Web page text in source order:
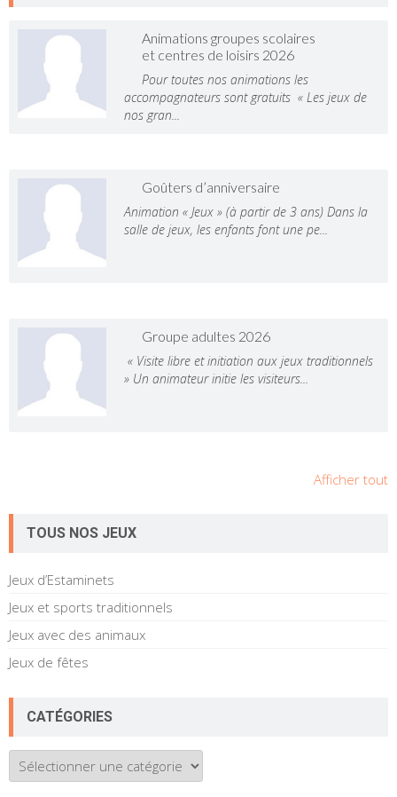
Animations groupes scolaires
et centres de loisirs 2026
Pour toutes nos animations les
accompagnateurs sont gratuits « Les jeux de
nos gran...
Goûters d’anniversaire
Animation « Jeux » (à partir de 3 ans) Dans la
salle de jeux, les enfants font une pe...
Groupe adultes 2026
« Visite libre et initiation aux jeux traditionnels
» Un animateur initie les visiteurs...
Afficher tout
TOUS NOS JEUX
Jeux d’Estaminets
Jeux et sports traditionnels
Jeux avec des animaux
Jeux de fêtes
CATÉGORIES
Catégories